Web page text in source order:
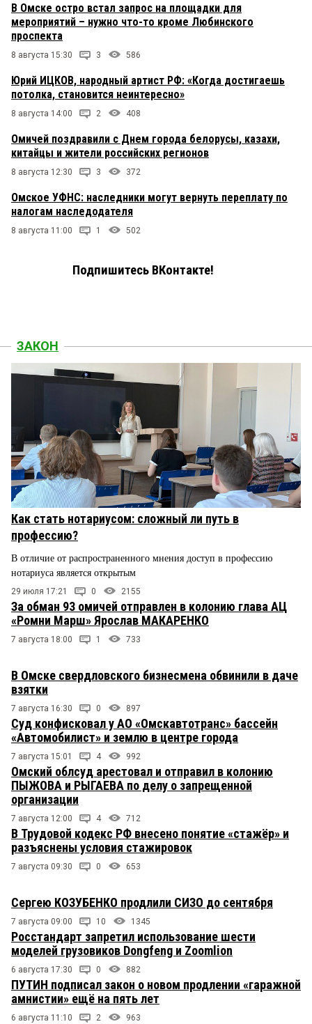
В Омске остро встал запрос на площадки для
мероприятий – нужно что-то кроме Любинского
проспекта
8 августа 15:30 3 586
Юрий ИЦКОВ, народный артист РФ: «Когда достигаешь
потолка, становится неинтересно»
8 августа 14:00 2 408
Омичей поздравили с Днем города белорусы, казахи,
китайцы и жители российских регионов
8 августа 12:30 3 372
Омское УФНС: наследники могут вернуть переплату по
налогам наследодателя
8 августа 11:00 1 502
Подпишитесь ВКонтакте!
ЗАКОН
Как стать нотариусом: сложный ли путь в
профессию?
В отличие от распространенного мнения доступ в профессию
нотариуса является открытым
29 июля 17:21 0 2155
За обман 93 омичей отправлен в колонию глава АЦ
«Ромни Марш» Ярослав МАКАРЕНКО
7 августа 18:00 1 733
В Омске свердловского бизнесмена обвинили в даче
взятки
7 августа 16:30 0 897
Суд конфисковал у АО «Омскавтотранс» бассейн
«Автомобилист» и землю в центре города
7 августа 15:01 4 992
Омский облсуд арестовал и отправил в колонию
ПЫЖОВА и РЫГАЕВА по делу о запрещенной
организации
7 августа 12:00 4 712
В Трудовой кодекс РФ внесено понятие «стажёр» и
разъяснены условия стажировок
7 августа 09:30 0 653
Сергею КОЗУБЕНКО продлили СИЗО до сентября
7 августа 09:00 10 1345
Росстандарт запретил использование шести
моделей грузовиков Dongfeng и Zoomlion
6 августа 17:30 0 882
ПУТИН подписал закон о новом продлении «гаражной
амнистии» ещё на пять лет
6 августа 11:10 2 963